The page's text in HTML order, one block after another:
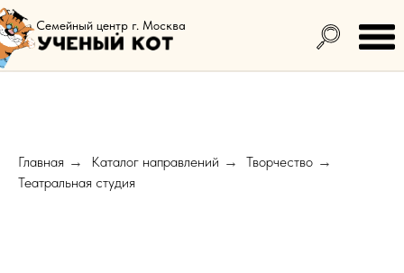
Семейный центр г. Москва
Главная → Каталог направлений → Творчество →
Театральная студия